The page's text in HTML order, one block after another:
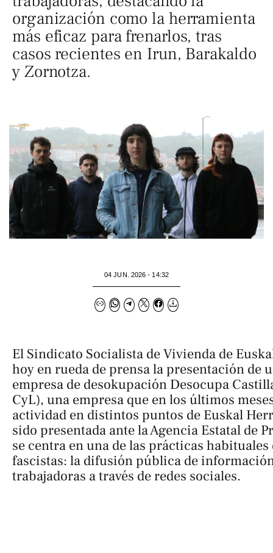
organización como la herramienta
más eficaz para frenarlos, tras
casos recientes en Irun, Barakaldo
y Zornotza.
04 JUN. 2026 - 14:32
El Sindicato Socialista de Vivienda de
hoy en rueda de prensa la presentación de
empresa de desokupación Desocupa
CyL), una empresa que en los últimos
actividad en distintos puntos de Euskal
sido presentada ante la Agencia Estatal de
se centra en una de las prácticas
fascistas: la difusión pública de
trabajadoras a través de redes sociales.